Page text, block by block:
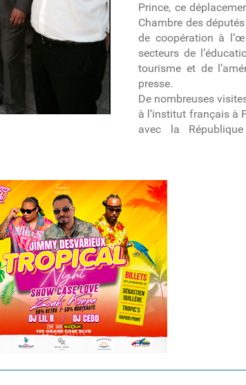
Prince, ce
Chambre des
de coopération à
secteurs de
tourisme et de
presse.
De nombreuses
à l’institut français à
avec la